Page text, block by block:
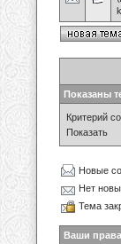
Показаны
Критерий
Показать
Новые
Нет
Тема
Ваши